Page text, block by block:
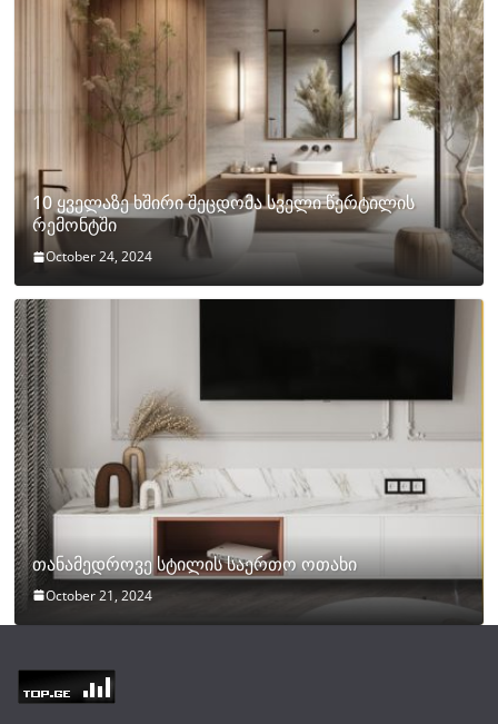
10 ყველაზე ხშირი შეცდომა სველი წერტილის
რემონტში
October 24, 2024
თანამედროვე სტილის საერთო ოთახი
October 21, 2024